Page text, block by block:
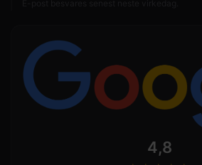
4,8